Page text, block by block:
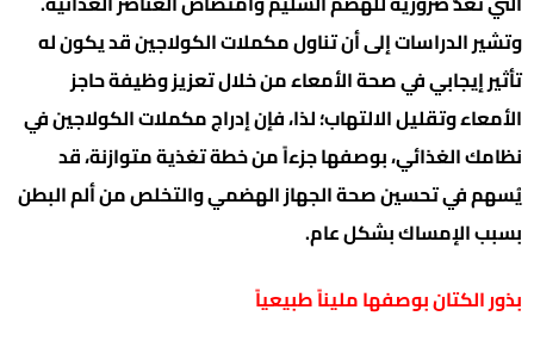
وتشير الدراسات إلى أن تناول مكملات الكولاجين قد يكون له
تأثير إيجابي في صحة الأمعاء من خلال تعزيز وظيفة حاجز
الأمعاء وتقليل الالتهاب؛ لذا، فإن إدراج مكملات الكولاجين في
نظامك الغذائي، بوصفها جزءاً من خطة تغذية متوازنة، قد
يُسهم في تحسين صحة الجهاز الهضمي والتخلص من ألم البطن
بسبب الإمساك بشكل عام.
بذور الكتان بوصفها مليناً طبيعياً